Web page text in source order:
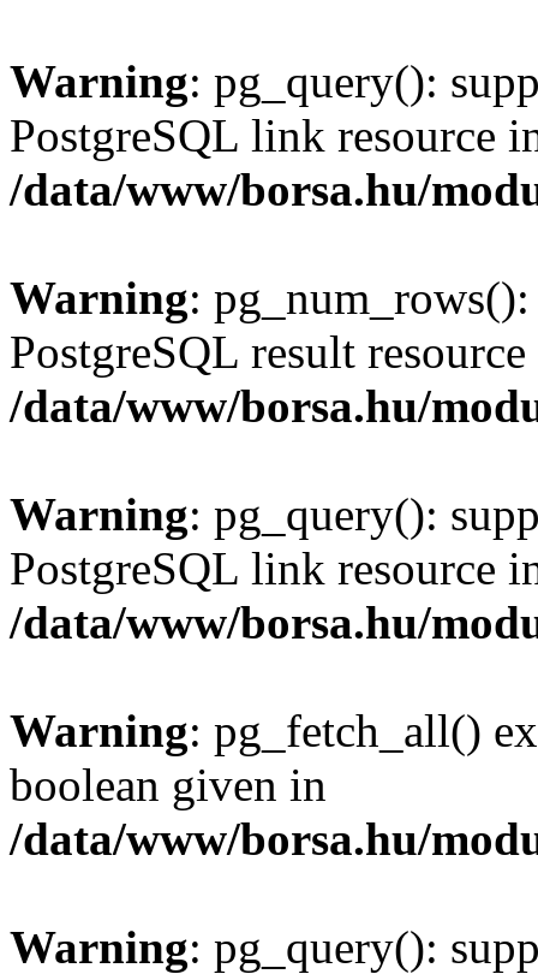
Warning: pg_query():
PostgreSQL link resource
/data/www/borsa.hu/
Warning:
PostgreSQL result
/data/www/borsa.hu/
Warning: pg_query():
PostgreSQL link resource
/data/www/borsa.hu/
Warning: pg_fetch_all()
boolean given in
/data/www/borsa.hu/
Warning: pg_query():